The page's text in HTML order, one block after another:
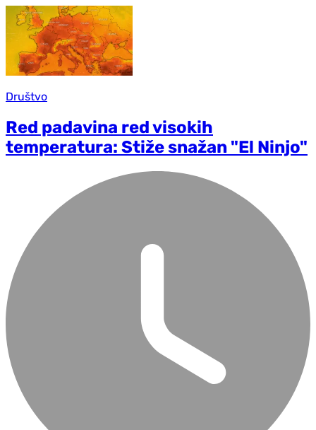
Društvo
Red padavina red visokih
temperatura: Stiže snažan "El Ninjo"